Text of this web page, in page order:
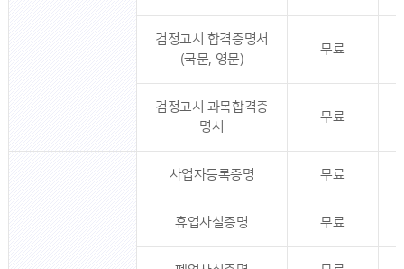
검정고시 합격증명서
(국문, 영문)
무료
검정고시 과목합격증
명서
무료
사업자등록증명 무료
휴업사실증명 무료